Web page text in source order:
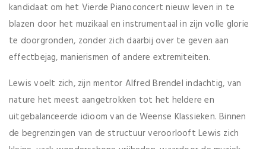
kandidaat om het Vierde Pianoconcert nieuw leven in te
blazen door het muzikaal en instrumentaal in zijn volle glorie
te doorgronden, zonder zich daarbij over te geven aan
effectbejag, manierismen of andere extremiteiten.
Lewis voelt zich, zijn mentor Alfred Brendel indachtig, van
nature het meest aangetrokken tot het heldere en
uitgebalanceerde idioom van de Weense Klassieken. Binnen
de begrenzingen van de structuur veroorlooft Lewis zich